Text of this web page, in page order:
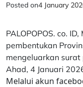
Posted on4 January
PALOPOPOS. co.
pembentukan
mengeluarkan
Ahad, 4 Januari
Melalui akun